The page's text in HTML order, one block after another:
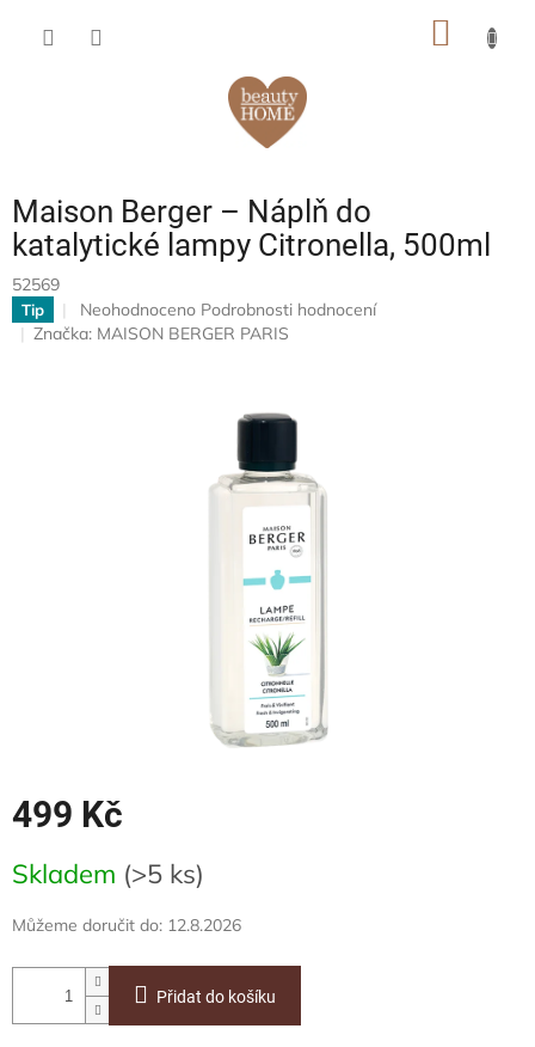
Maison Berger – Náplň do
katalytické lampy Citronella, 500ml
52569
Tip
Průměrné
hodnocení
Neohodnoceno Podrobnosti hodnocení
Značka: MAISON BERGER PARIS
499 Kč
cena:
Skladem (>5 ks)
Můžeme doručit do: 12.8.2026
Přidat do košíku